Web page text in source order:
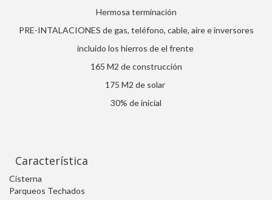
Hermosa terminación
PRE-INTALACIONES de gas, teléfono, cable, aire e inversores
incluido los hierros de el frente
165 M2 de construcción
175 M2 de solar
30% de inicial
Característica
Cisterna
Parqueos Techados